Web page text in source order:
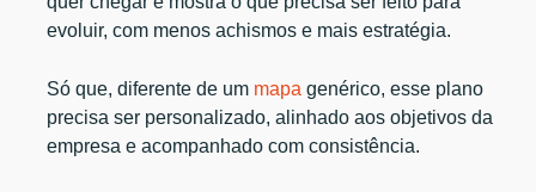
evoluir, com menos achismos e mais estratégia.
Só que, diferente de um mapa genérico, esse plano
precisa ser personalizado, alinhado aos objetivos da
empresa e acompanhado com consistência.